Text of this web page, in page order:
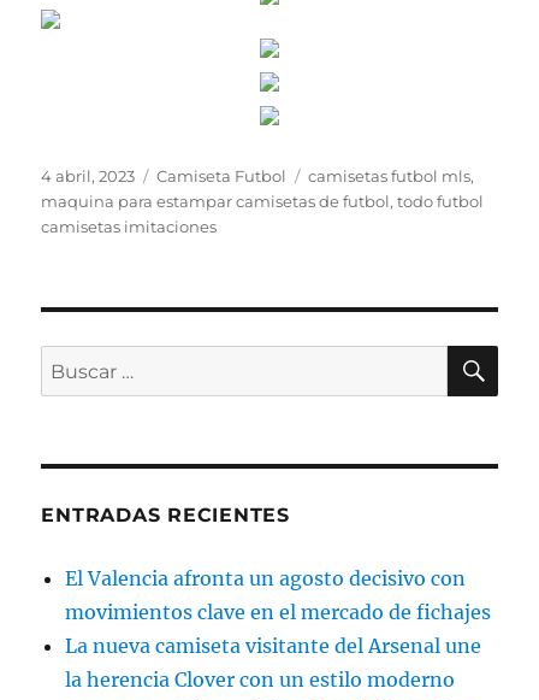
Publicado
el
4 abril, 2023 Categorías
Camiseta Futbol Etiquetas
camisetas futbol mls,
maquina para estampar camisetas de futbol,todo futbol
camisetas imitaciones
Buscar
por:
ENTRADAS RECIENTES
El Valencia afronta un agosto decisivo con
movimientos clave en el mercado de fichajes
La nueva camiseta visitante del Arsenal une
la herencia Clover con un estilo moderno